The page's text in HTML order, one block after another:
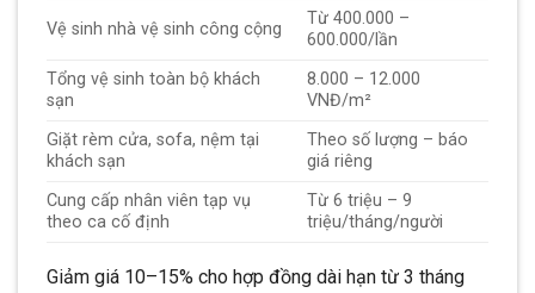
Vệ sinh nhà vệ sinh công cộng
Từ 400.000 –
600.000/lần
Tổng vệ sinh toàn bộ khách
sạn
8.000 – 12.000
VNĐ/m²
Giặt rèm cửa, sofa, nệm tại
khách sạn
Theo số lượng – báo
giá riêng
Cung cấp nhân viên tạp vụ
theo ca cố định
Từ 6 triệu – 9
triệu/tháng/người
Giảm giá 10–15% cho hợp đồng dài hạn từ 3 tháng